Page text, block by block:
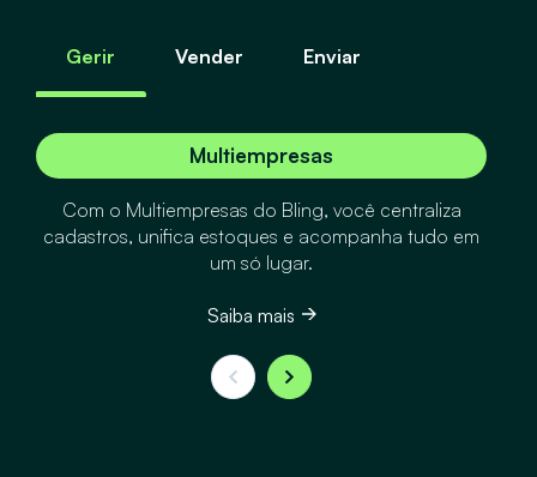
Gerir Vender Enviar
Multiempresas
Com o Multiempresas do Bling, você centraliza
cadastros, unifica estoques e acompanha tudo em
um só lugar.
Saiba mais